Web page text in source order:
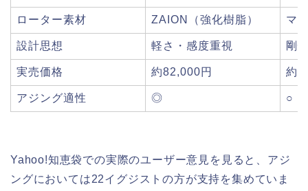
ローター素材 ZAION（強化樹脂） マ
設計思想 軽さ・感度重視 剛
実売価格 約82,000円 約
アジング適性 ◎ ○
Yahoo!知恵袋での実際のユーザー意見を見ると、アジ
ングにおいては22イグジストの方が支持を集めていま